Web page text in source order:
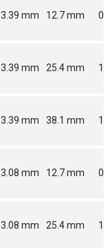
3.39 mm 12.7 mm
3.39 mm 25.4 mm 1
3.39 mm 38.1 mm
3.08 mm 12.7 mm
3.08 mm 25.4 mm 1